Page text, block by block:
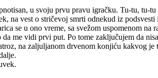
u svoju prvu pravu igračku. Tu-tu,
na vest o stričevoj smrti odnekud iz
se u ono vreme, sa svežom uspomenom
me vidi prvi put. Po tome zaključujem da
na zaljuljanom drvenom konjiću kakvog